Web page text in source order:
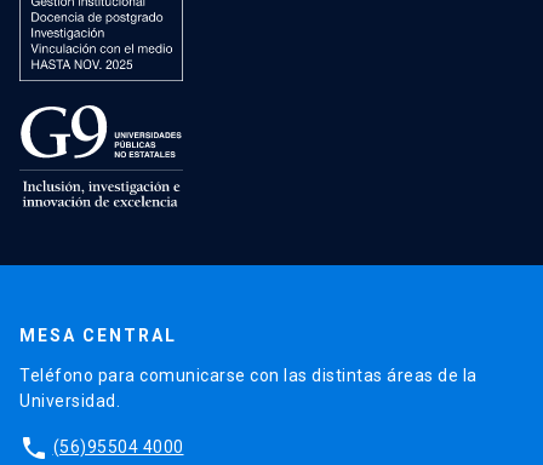
MESA CENTRAL
Teléfono para comunicarse con las distintas áreas de la
Universidad.
phone (56)95504 4000